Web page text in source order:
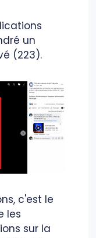
un
(223).
c'est le
les
sur la